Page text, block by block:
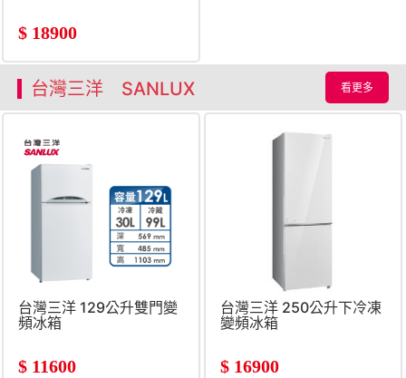
$ 18900
台灣三洋 SANLUX 看更多
台灣三洋 129公升雙門變
頻冰箱
$ 11600
台灣三洋 250公升下冷凍
變頻冰箱
$ 16900